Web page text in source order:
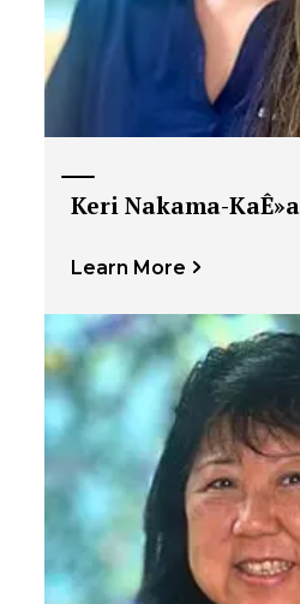
Keri Nakama-
Learn More